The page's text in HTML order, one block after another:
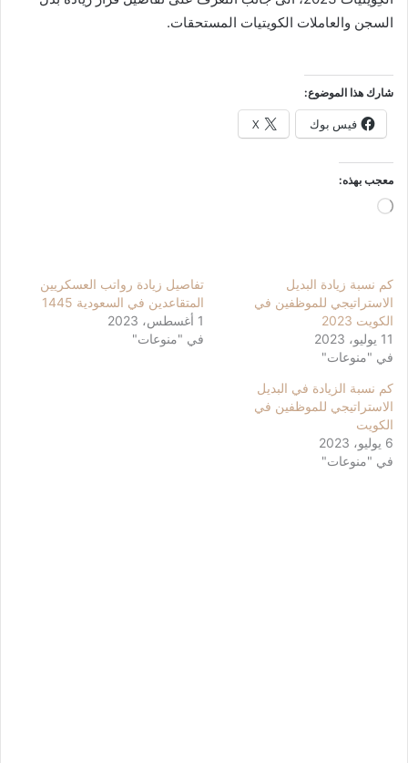
السجن والعاملات الكويتيات المستحقات.
شارك هذا الموضوع:
فيس بوك X
معجب بهذه:
جاري
كم نسبة زيادة البديل
الاستراتيجي للموظفين في
الكويت 2023
11 يوليو، 2023
في "منوعات"
تفاصيل زيادة رواتب العسكريين
المتقاعدين في السعودية 1445
1 أغسطس، 2023
في "منوعات"
كم نسبة الزيادة في البديل
الاستراتيجي للموظفين في
الكويت
6 يوليو، 2023
في "منوعات"